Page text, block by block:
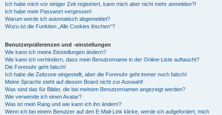
Ich habe mich vor einiger Zeit registriert, kann mich aber nicht mehr anmelden?!
Ich habe mein Passwort vergessen!
Warum werde ich automatisch abgemeldet?
Wozu ist die Funktion „Alle Cookies löschen“?
Benutzerpräferenzen und -einstellungen
Wie kann ich meine Einstellungen ändern?
Wie kann ich verhindern, dass mein Benutzername in der Online-Liste auftaucht?
Die Forenuhr geht falsch!
Ich habe die Zeitzone eingestellt, aber die Forenuhr geht immer noch falsch!
Meine Sprache steht auf diesem Board nicht zur Auswahl!
Was sind das für Bilder, die bei meinem Benutzernamen angezeigt werden?
Wie verwende ich einen Avatar?
Was ist mein Rang und wie kann ich ihn ändern?
Wenn ich bei einem Benutzer auf den E-Mail-Link klicke, werde ich aufgefordert, mich